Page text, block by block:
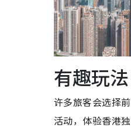
有趣玩
许多旅客会选择
活动，体验香港